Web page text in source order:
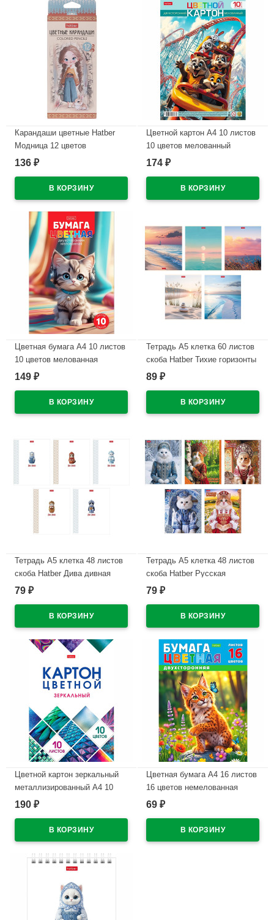
Карандаши цветные Hatber
Модница 12 цветов
заточенные трехгранные
136 ₽
Цветной картон А4 10 листов
10 цветов мелованный
двухсторонний Hatber Луна-
арт.10Кц4_36116
174 ₽
Цветная бумага А4 10 листов
10 цветов мелованная
двухсторонняя Hatber Скейт-
149 ₽
Тетрадь А5 клетка 60 листов
скоба Hatber Тихие горизонты
мелованный картон
арт.60Т5В1
89 ₽
Тетрадь А5 клетка 48 листов
скоба Hatber Дива дивная
обложка мелованная бумага
79 ₽
Тетрадь А5 клетка 48 листов
скоба Hatber Русская
красавица обложка
арт.48Т5В1
79 ₽
Цветной картон зеркальный
металлизированный А4 10
листов 10 цветов
Мозаика в папке
арт.10Кц4мт_23734
В наличии
190 ₽
Цветная бумага А4 16 листов
16 цветов немелованная
двухсторонняя Hatber
арт.16Бц4_36117
69 ₽